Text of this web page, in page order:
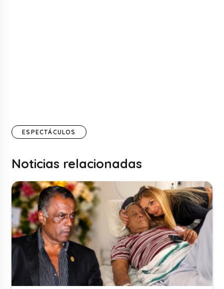
ESPECTÁCULOS
Noticias relacionadas